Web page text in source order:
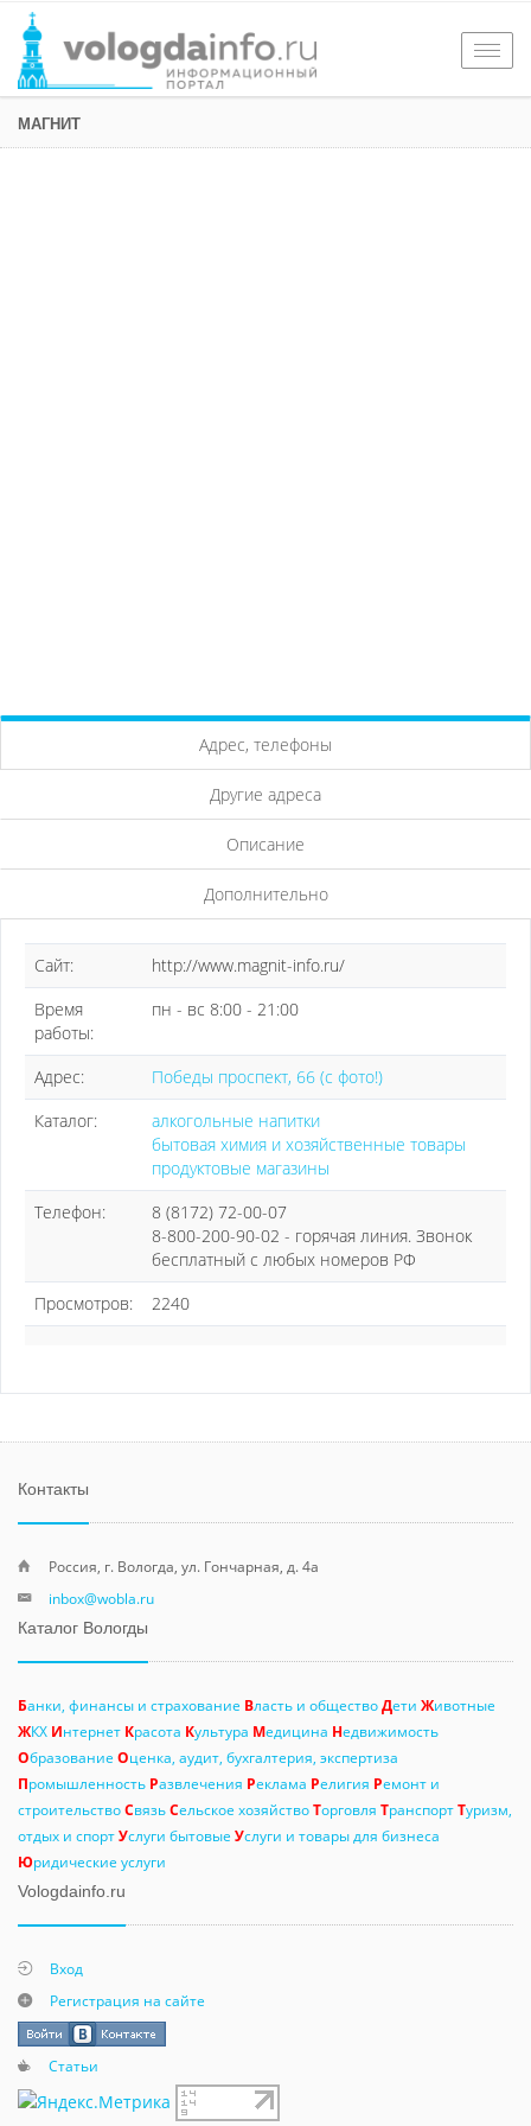
МАГНИТ
Адрес, телефоны
Другие адреса
Описание
Дополнительно
Сайт:
http://www.magnit-info.ru/
Время
работы:
пн - вс 8:00 - 21:00
Адрес:
Победы проспект, 66 (с фото!)
Каталог:
алкогольные напитки
бытовая химия и хозяйственные товары
продуктовые магазины
Телефон:
8 (8172) 72-00-07
8-800-200-90-02 - горячая линия. Звонок
бесплатный с любых номеров РФ
Просмотров:
2240
Контакты
Россия, г. Вологда, ул. Гончарная, д. 4а
inbox@wobla.ru
Каталог Вологды
Банки, финансы и страхование Власть и обществоДети Животные
ЖКХ Интернет Красота Культура Медицина Недвижимость
Образование Оценка, аудит, бухгалтерия, экспертиза
Промышленность Развлечения Реклама Религия Ремонт и
строительствоСвязьСельское хозяйствоТорговля ТранспортТуризм,
отдых и спортУслуги бытовые Услуги и товары для бизнеса
Юридические услуги
Vologdainfo.ru
Вход
Регистрация на сайте
Статьи